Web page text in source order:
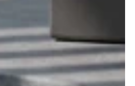
préféré.
bien
Les